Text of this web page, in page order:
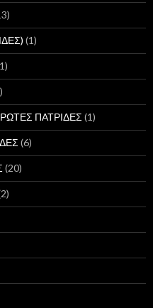
(1)
ΠΑΤΡΙΔΕΣ (1)
(6)
(20)